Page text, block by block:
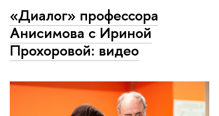
«Диалог» профессора
Анисимова с Ириной
Прохоровой: видео